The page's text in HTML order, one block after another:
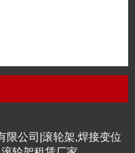
限公司|滚轮架,焊接变位